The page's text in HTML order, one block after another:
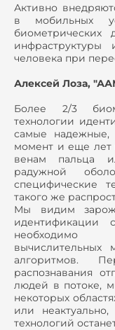
Активно
в мобильных
биометрических
человека при
Алексей Лоза,
Более 2/3
технологии
самые надежные,
момент и еще лет
венам пальца
радужной
специфические
такого же
Мы видим
идентификации
необходимо
вычислительных
алгоритмов.
распознавания
людей в потоке,
некоторых
или
технологий